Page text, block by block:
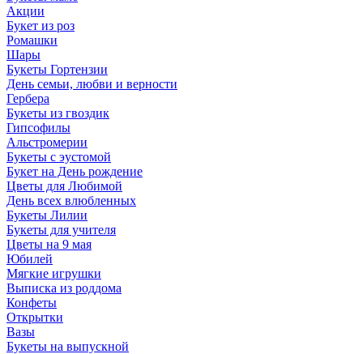
Акции
Букет из роз
Ромашки
Шары
Букеты Гортензии
День семьи, любви и верности
Гербера
Букеты из гвоздик
Гипсофилы
Альстромерии
Букеты с эустомой
Букет на День рождение
Цветы для Любимой
День всех влюбленных
Букеты Лилии
Букеты для учителя
Цветы на 9 мая
Юбилей
Мягкие игрушки
Выписка из роддома
Конфеты
Открытки
Вазы
Букеты на выпускной